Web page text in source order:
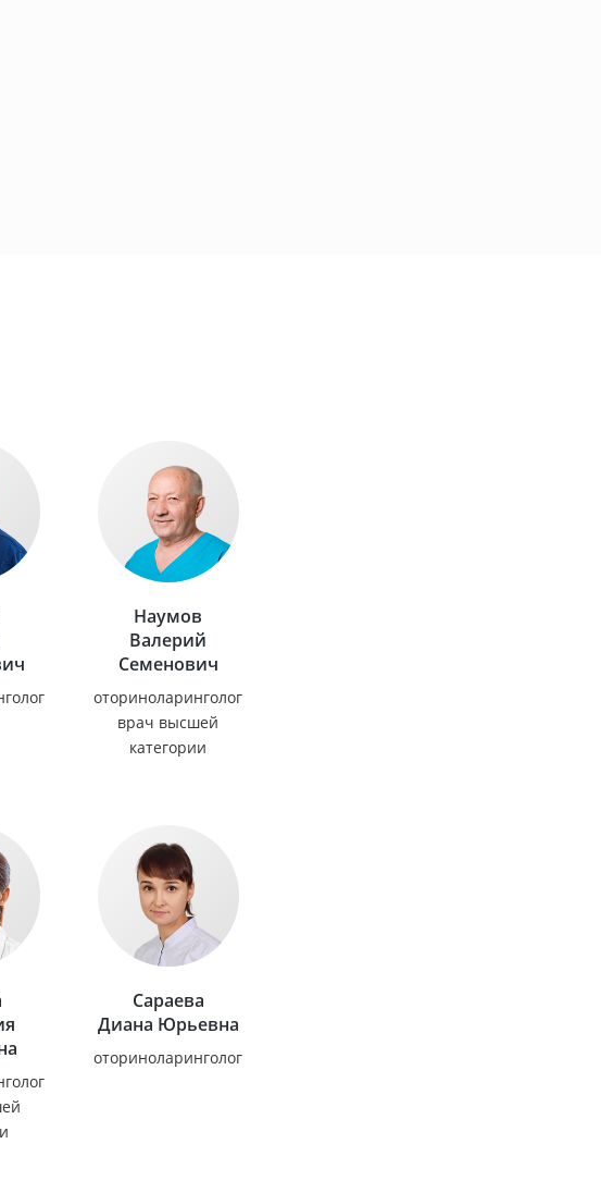
Наумов
Валерий
Семенович
оториноларинголог
врач высшей
категории
Сараева
Диана Юрьевна
оториноларинголог